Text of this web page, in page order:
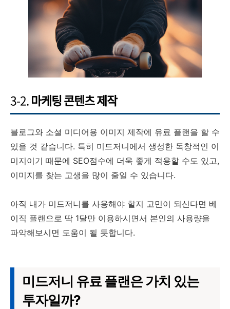
3-2.마케팅 콘텐츠 제작
블로그와 소셜 미디어용 이미지 제작에 유료 플랜을 할 수
있을 것 같습니다. 특히 미드저니에서 생성한 독창적인 이
미지이기 때문에 SEO점수에 더욱 좋게 적용할 수도 있고,
이미지를 찾는 고생을 많이 줄일 수 있습니다.
아직 내가 미드저니를 사용해야 할지 고민이 되신다면 베
이직 플랜으로 딱 1달만 이용하시면서 본인의 사용량을
파악해보시면 도움이 될 듯합니다.
미드저니 유료 플랜은 가치 있는
투자일까?